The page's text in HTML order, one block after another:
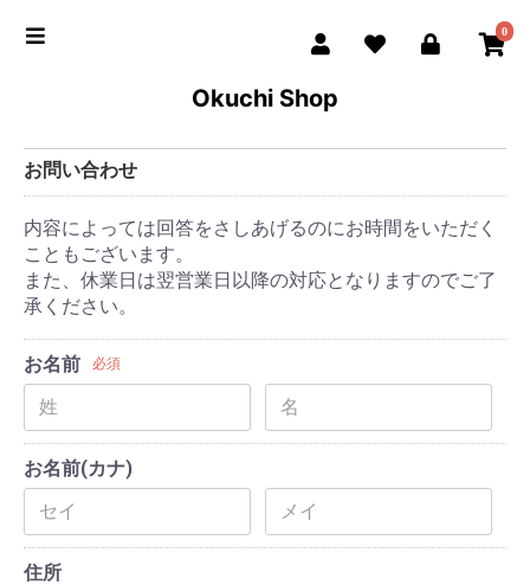
0
Okuchi Shop
お問い合わせ
内容によっては回答をさしあげるのにお時間をいただく
こともございます。
また、休業日は翌営業日以降の対応となりますのでご了
承ください。
お名前 必須
お名前(カナ)
住所